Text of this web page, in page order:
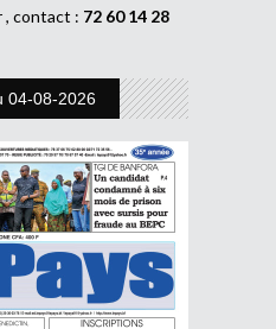
, contact : 72 60 14 28
04-08-2026